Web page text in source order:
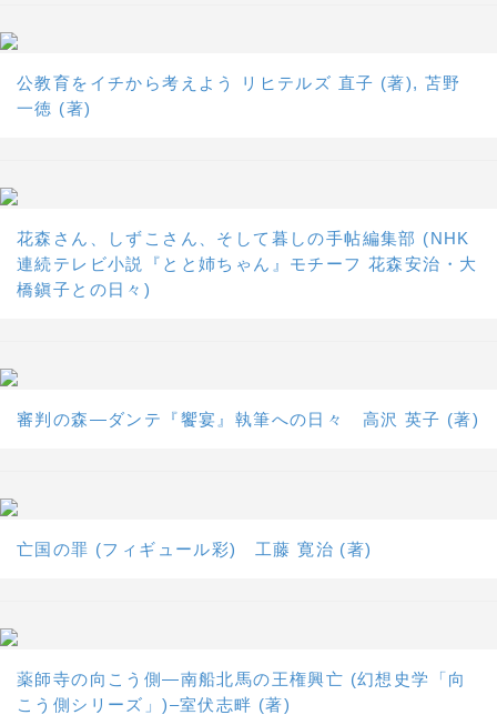
公教育をイチから考えよう リヒテルズ 直子 (著), 苫野
一徳 (著)
花森さん、しずこさん、そして暮しの手帖編集部 (NHK
連続テレビ小説『とと姉ちゃん』モチーフ 花森安治・大
橋鎭子との日々)
審判の森―ダンテ『饗宴』執筆への日々 高沢 英子 (著)
亡国の罪 (フィギュール彩) 工藤 寛治 (著)
薬師寺の向こう側―南船北馬の王権興亡 (幻想史学「向
こう側シリーズ」)–室伏志畔 (著)